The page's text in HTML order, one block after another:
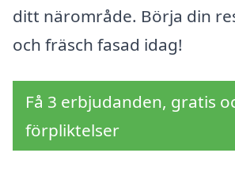
ditt närområde. Börja din
och fräsch fasad idag!
Få 3 erbjudanden, gratis
förpliktelser